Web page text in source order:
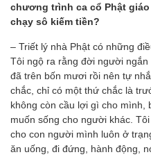
chương trình ca cổ Phật
chạy sô kiếm tiền?
– Triết lý nhà Phật có những
Tôi ngộ ra rằng đời người
đã trên bốn mươi rồi nên tự
chắc, chỉ có một thứ chắc là
không còn cầu lợi gì cho mình,
muốn sống cho người khác.
cho con người mình luôn ở
ăn uống, đi đứng, hành động,